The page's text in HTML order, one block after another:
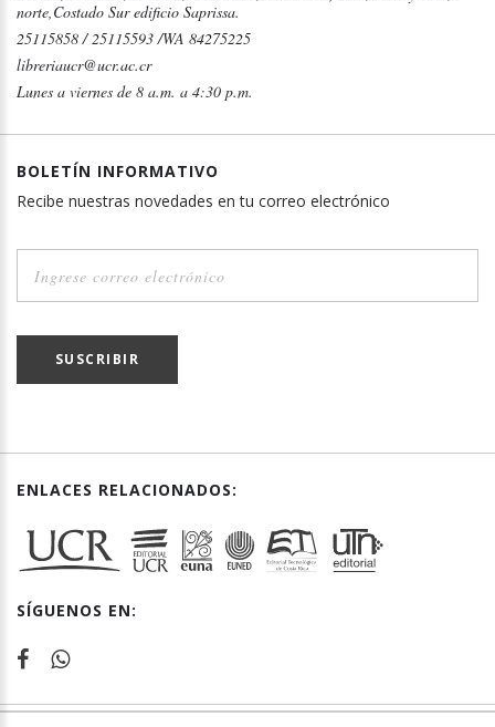
norte,Costado Sur edificio Saprissa.
25115858 / 25115593 /WA 84275225
libreriaucr@ucr.ac.cr
Lunes a viernes de 8 a.m. a 4:30 p.m.
BOLETÍN INFORMATIVO
Recibe nuestras novedades en tu correo electrónico
SUSCRIBIR
ENLACES RELACIONADOS:
SÍGUENOS EN: